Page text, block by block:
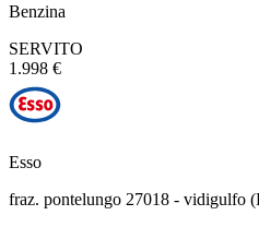
Benzina
SERVITO
1.998 €
Esso
fraz. pontelungo 27018 - vidigulfo